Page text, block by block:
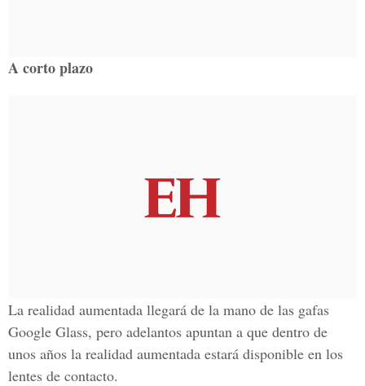
A corto plazo
La realidad aumentada llegará de la mano de las gafas
Google Glass, pero adelantos apuntan a que dentro de
unos años la realidad aumentada estará disponible en los
lentes de contacto.